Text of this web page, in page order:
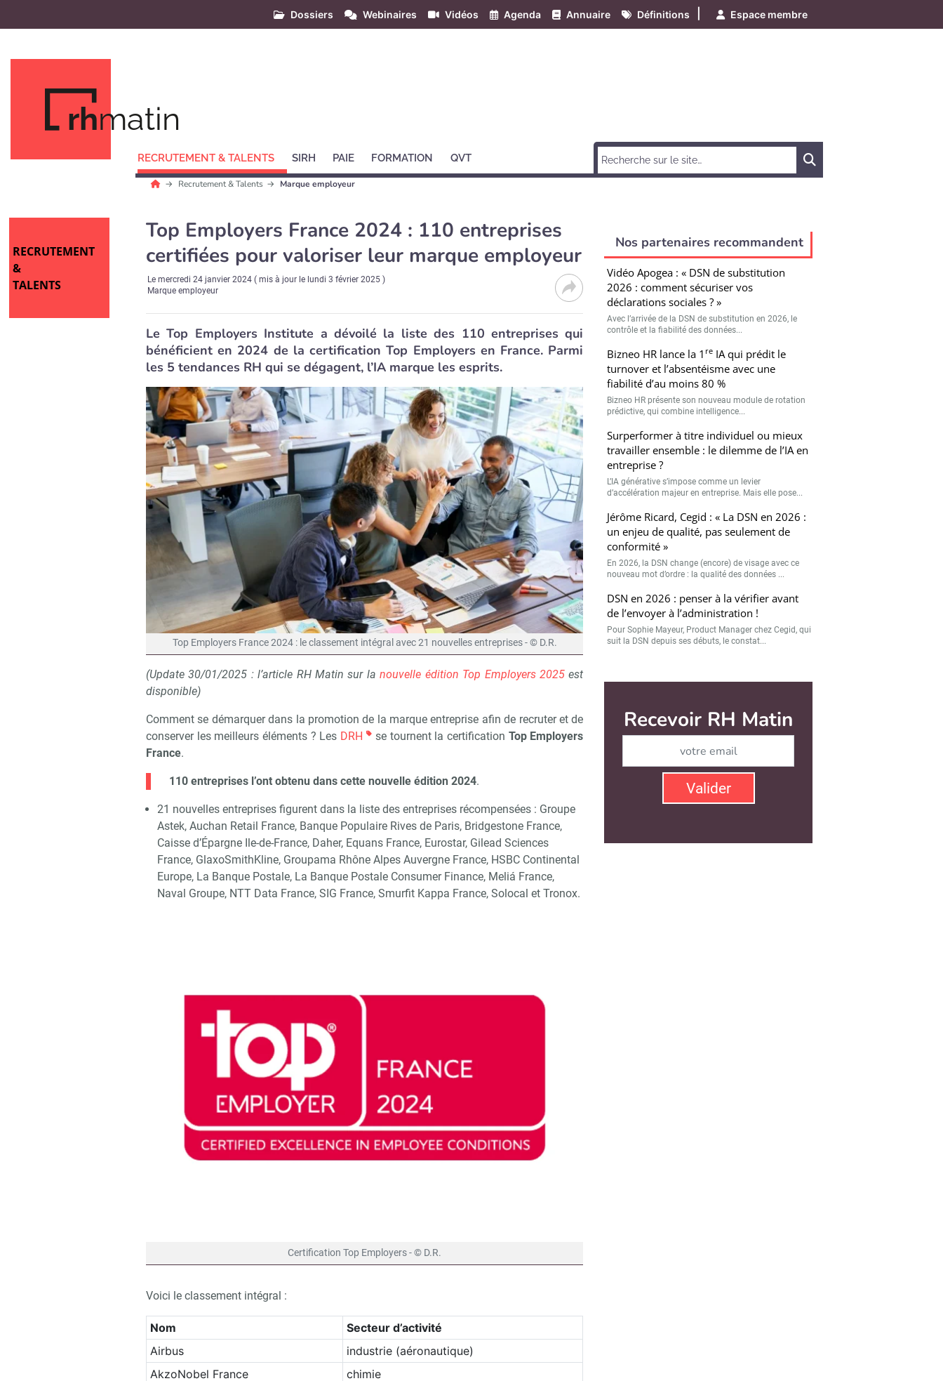
Dossiers Webinaires Vidéos Agenda Annuaire Définitions Espace membre
rhmatin
RECRUTEMENT & TALENTS SIRH PAIE FORMATION QVT
Recrutement & Talents Marque employeur
RECRUTEMENT
&
TALENTS
Top Employers France 2024 : 110 entreprises
certifiées pour valoriser leur marque employeur
Lemercredi 24 janvier 2024 ( mis à jour le lundi 3 février 2025 )
Marque employeur
Le Top Employers Institute a dévoilé la liste des 110 entreprises qui
bénéficient en 2024 de la certification Top Employers en France. Parmi
les 5 tendances RH qui se dégagent, l’IA marque les esprits.
Top Employers France 2024 : le classement intégral avec 21 nouvelles entreprises - © D.R.
(Update 30/01/2025 : l’article RH Matin sur lanouvelle édition Top Employers 2025est
disponible)
Comment se démarquer dans la promotion de la marque entreprise afin de recruter et de
conserver les meilleurs éléments ? Les DRH se tournent la certification Top Employers
France.
110 entreprises l’ont obtenu dans cette nouvelle édition 2024.
21 nouvelles entreprises figurent dans la liste des entreprises récompensées : Groupe
Astek, Auchan Retail France, Banque Populaire Rives de Paris, Bridgestone France,
Caisse d’Épargne Ile-de-France, Daher, Equans France, Eurostar, Gilead Sciences
France, GlaxoSmithKline, Groupama Rhône Alpes Auvergne France, HSBC Continental
Europe, La Banque Postale, La Banque Postale Consumer Finance, Meliá France,
Naval Groupe, NTT Data France, SIG France, Smurfit Kappa France, Solocal et Tronox.
Certification Top Employers - © D.R.
Voici le classement intégral :
Nom
Secteur d’activité
Airbus
industrie (aéronautique)
AkzoNobel France
chimie
Nos partenaires recommandent
Vidéo Apogea : « DSN de substitution
2026 : comment sécuriser vos
déclarations sociales ? »
Avec l’arrivée de la DSN de substitution en 2026, le
contrôle et la fiabilité des données...
Bizneo HR lance la 1 reIA qui prédit le
turnover et l’absentéisme avec une
fiabilité d’au moins 80 %
Bizneo HR présente son nouveau module de rotation
prédictive, qui combine intelligence...
Surperformer à titre individuel ou mieux
travailler ensemble : le dilemme de l’IA en
entreprise ?
L’IA générative s’impose comme un levier
d’accélération majeur en entreprise. Mais elle pose...
Jérôme Ricard, Cegid : « La DSN en 2026 :
un enjeu de qualité, pas seulement de
conformité »
En 2026, la DSN change (encore) de visage avec ce
nouveau mot d’ordre : la qualité des données ...
DSN en 2026 : penser à la vérifier avant
de l’envoyer à l’administration !
Pour Sophie Mayeur, Product Manager chez Cegid, qui
suit la DSN depuis ses débuts, le constat...